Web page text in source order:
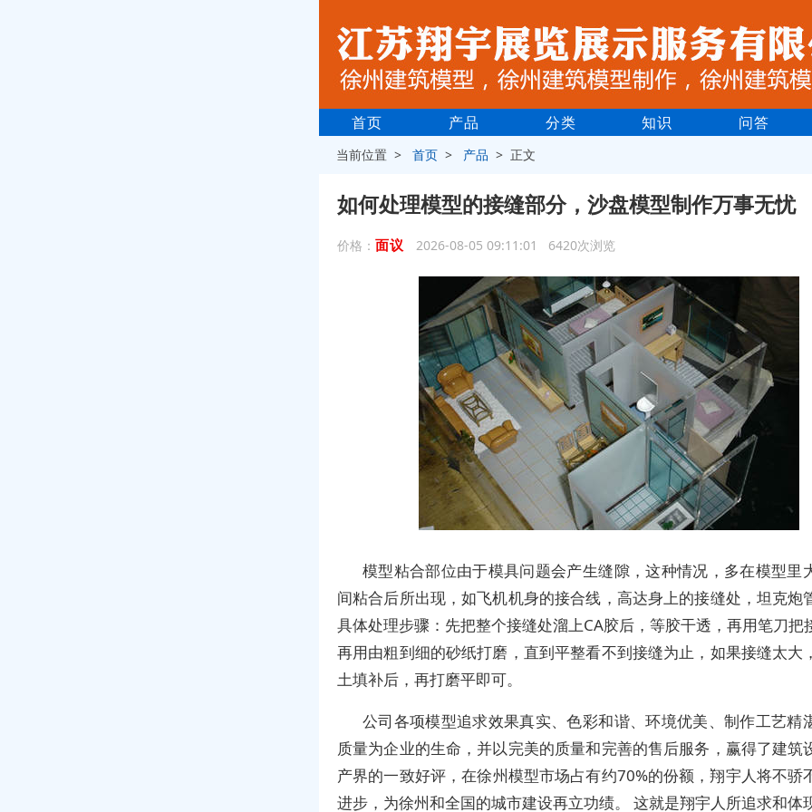
首页 产品 分类 知识 问答
当前位置 >首页 > 产品 > 正文
如何处理模型的接缝部分，沙盘模型制作万事无忧
价格： 面议 2026-08-05 09:11:01 6420次浏览
模型粘合部位由于模具问题会产生缝隙，这种情况，多在模型里
间粘合后所出现，如飞机机身的接合线，高达身上的接缝处，坦克炮
具体处理步骤：先把整个接缝处溜上CA胶后，等胶干透，再用笔刀把
再用由粗到细的砂纸打磨，直到平整看不到接缝为止，如果接缝太大
土填补后，再打磨平即可。
公司各项模型追求效果真实、色彩和谐、环境优美、制作工艺精
质量为企业的生命，并以完美的质量和完善的售后服务，赢得了建筑
产界的一致好评，在徐州模型市场占有约70%的份额，翔宇人将不骄
进步，为徐州和全国的城市建设再立功绩。 这就是翔宇人所追求和体